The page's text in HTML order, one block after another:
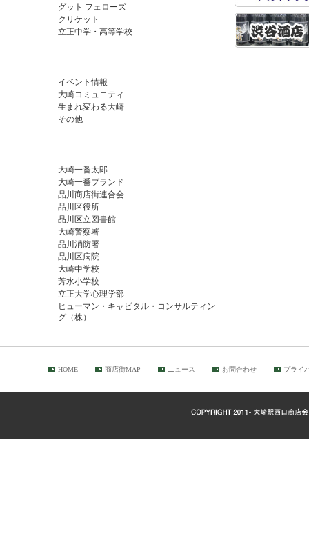
グット フェローズ
クリケット
立正中学・高等学校
イベント情報
大崎コミュニティ
生まれ変わる大崎
その他
大崎一番太郎
大崎一番ブランド
品川商店街連合会
品川区役所
品川区立図書館
大崎警察署
品川消防署
品川区病院
大崎中学校
芳水小学校
立正大学心理学部
ヒューマン・キャピタル・コンサルティン
グ（株）
HOME 商店街MAP ニュース お問合わせ プライ